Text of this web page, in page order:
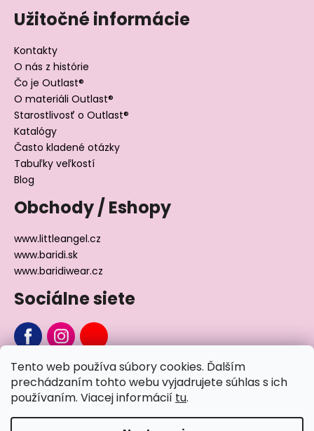
Tento web používa súbory cookies. Ďalším
prechádzaním tohto webu vyjadrujete súhlas s ich
používaním. Viacej informácií tu.
Užitočné informácie
Kontakty
O nás z histórie
Čo je Outlast®
O materiáli Outlast®
Starostlivosť o Outlast®
Katalógy
Často kladené otázky
Tabuľky veľkostí
Blog
Obchody / Eshopy
www.littleangel.cz
www.baridi.sk
www.baridiwear.cz
Sociálne siete
Chcete sa nás na niečo opýtať?
Napíšte nám